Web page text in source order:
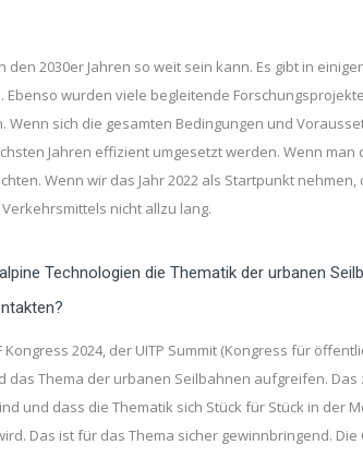
2030er Jahren so weit sein kann. Es gibt in
wurden viele begleitende
Wenn sich die gesamten Bedingungen und
Jahren effizient umgesetzt werden. Wenn man
Wenn wir das Jahr 2022 als Startpunkt
nicht allzu lang.
Technologien die Thematik der urbanen
2024, der UITP Summit (Kongress für
das Thema der urbanen Seilbahnen aufgreifen. Das
und dass die Thematik sich Stück für Stück in der
Das ist für das Thema sicher gewinnbringend. Die